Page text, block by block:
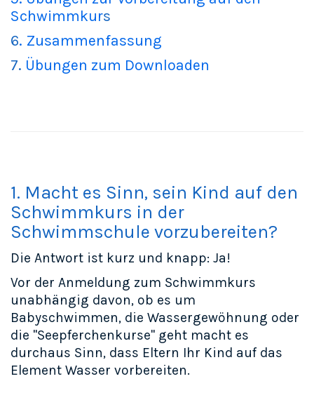
Schwimmkurs
6. Zusammenfassung
7. Übungen zum Downloaden
1. Macht es Sinn, sein Kind auf den
Schwimmkurs in der
Schwimmschule vorzubereiten?
Die Antwort ist kurz und knapp: Ja!
Vor der Anmeldung zum Schwimmkurs
unabhängig davon, ob es um
Babyschwimmen, die Wassergewöhnung oder
die "Seepferchenkurse" geht macht es
durchaus Sinn, dass Eltern Ihr Kind auf das
Element Wasser vorbereiten.